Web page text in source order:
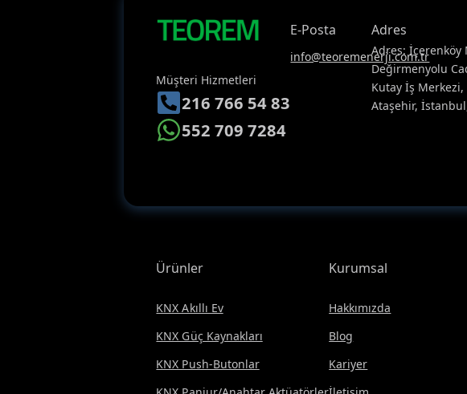
Müşteri Hizmetleri
216 766 54 83
552 709 7284
E-Posta
info@teoremenerji.com.tr
Adres
Adres: İçerenköy
Değirmenyolu
Kutay İş Merkezi,
Ataşehir,
Ürünler
KNX Akıllı Ev
KNX Güç Kaynakları
KNX Push-Butonlar
Kurumsal
Hakkımızda
Blog
Kariyer